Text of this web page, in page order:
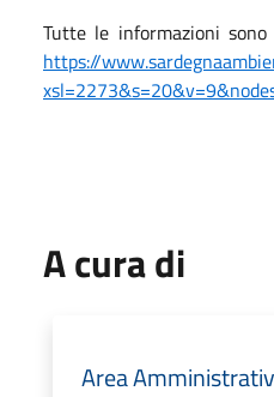
Tutte le informazioni
https://
A cura di
Area